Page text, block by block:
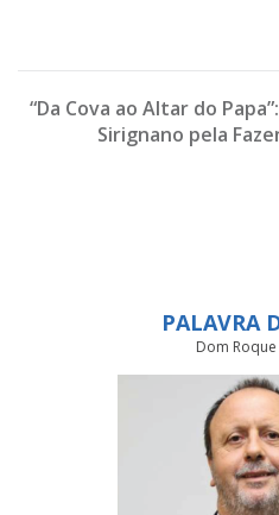
“Da Cova ao Altar do
Sirignano pela
PALAVRA
Dom